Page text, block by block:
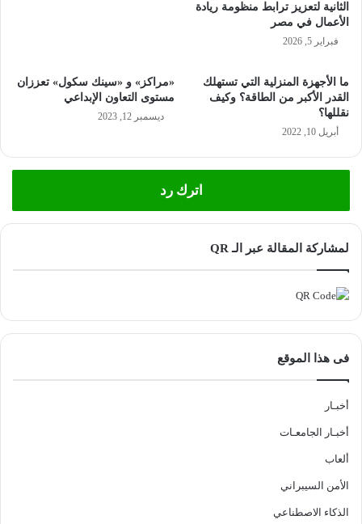
الثانية لتعزيز ترابط منظومة ريادة
الأعمال في مصر
فبراير 5, 2026
ما الأجهزة المنزلية التي تستهلك
القدر الأكبر من الطاقة؟ وكيف
نقللها؟
أبريل 10, 2022
«مراكز» و «سينك سكول» تعززان
مستوى التعاون الإبداعي
ديسمبر 12, 2023
اترك رد
لمشاركة المقالة عبر الـ QR
فى هذا الموقع
أخبـار
أخبـار الجامعـات
ألعاب
الأمن السيبراني
الذكاء الاصطناعي